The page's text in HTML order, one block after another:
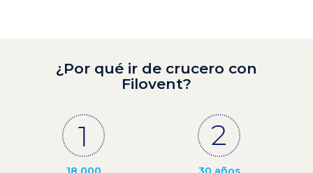
¿Por qué ir de crucero con
Filovent?